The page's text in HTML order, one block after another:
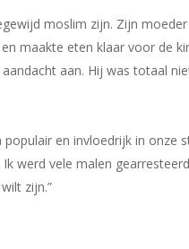
moslim zijn. Zijn
maakte eten klaar voor de
aan. Hij was totaal
en invloedrijk in
werd vele malen
zijn.”